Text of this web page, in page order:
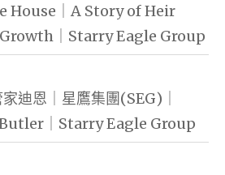
House｜A Story of Heir
｜Starry Eagle Group
迪恩｜星鷹集團(SEG)｜
｜Starry Eagle Group